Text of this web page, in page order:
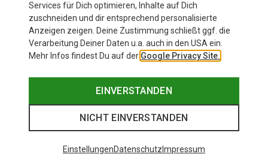
Services für Dich optimieren, Inhalte auf Dich
zuschneiden und dir entsprechend personalisierte
Anzeigen zeigen. Deine Zustimmung schließt ggf. die
Verarbeitung Deiner Daten u.a. auch in den USA ein.
Mehr Infos findest Du auf der Google Privacy Site.
EINVERSTANDEN
NICHT EINVERSTANDEN
EinstellungenDatenschutz Impressum